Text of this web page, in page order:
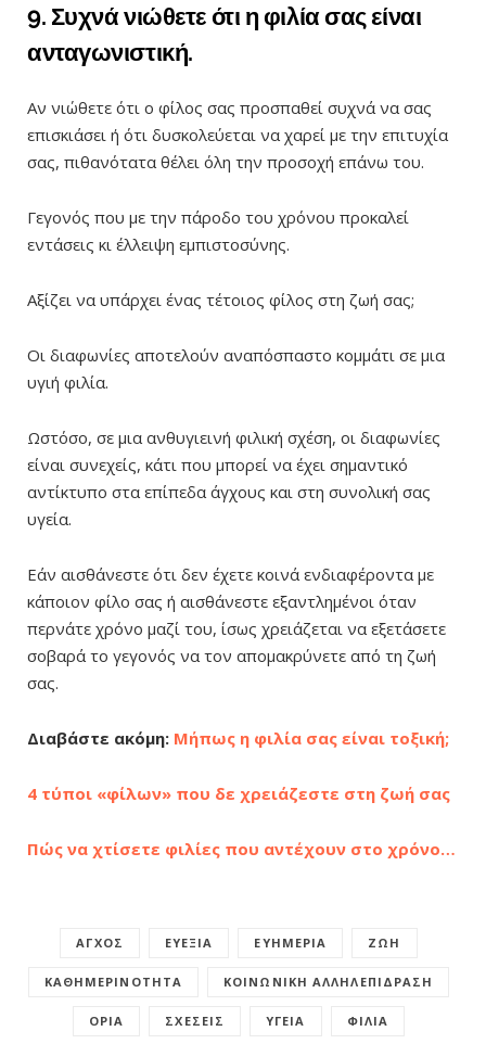
9. Συχνά νιώθετε ότι η φιλία σας είναι
ανταγωνιστική.
Αν νιώθετε ότι ο φίλος σας προσπαθεί συχνά να σας
επισκιάσει ή ότι δυσκολεύεται να χαρεί με την επιτυχία
σας, πιθανότατα θέλει όλη την προσοχή επάνω του.
Γεγονός που με την πάροδο του χρόνου προκαλεί
εντάσεις κι έλλειψη εμπιστοσύνης.
Αξίζει να υπάρχει ένας τέτοιος φίλος στη ζωή σας;
Οι διαφωνίες αποτελούν αναπόσπαστο κομμάτι σε μια
υγιή φιλία.
Ωστόσο, σε μια ανθυγιεινή φιλική σχέση, οι διαφωνίες
είναι συνεχείς, κάτι που μπορεί να έχει σημαντικό
αντίκτυπο στα επίπεδα άγχους και στη συνολική σας
υγεία.
Εάν αισθάνεστε ότι δεν έχετε κοινά ενδιαφέροντα με
κάποιον φίλο σας ή αισθάνεστε εξαντλημένοι όταν
περνάτε χρόνο μαζί του, ίσως χρειάζεται να εξετάσετε
σοβαρά το γεγονός να τον απομακρύνετε από τη ζωή
σας.
Διαβάστε ακόμη: Μήπως η φιλία σας είναι τοξική;
4 τύποι «φίλων» που δε χρειάζεστε στη ζωή σας
Πώς να χτίσετε φιλίες που αντέχουν στο χρόνο…
ΆΓΧΟΣ ΕΥΕΞΊΑ ΕΥΗΜΕΡΊΑ ΖΩΉ
ΚΑΘΗΜΕΡΙΝΌΤΗΤΑ ΚΟΙΝΩΝΙΚΉ ΑΛΛΗΛΕΠΊΔΡΑΣΗ
ΌΡΙΑ ΣΧΈΣΕΙΣ ΥΓΕΊΑ ΦΙΛΊΑ